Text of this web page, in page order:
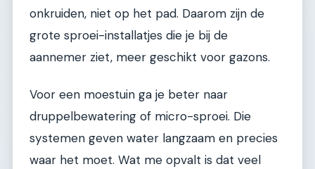
onkruiden, niet op het pad. Daarom zijn de
grote sproei-installatjes die je bij de
aannemer ziet, meer geschikt voor gazons.
Voor een moestuin ga je beter naar
druppelbewatering of micro-sproei. Die
systemen geven water langzaam en precies
waar het moet. Wat me opvalt is dat veel